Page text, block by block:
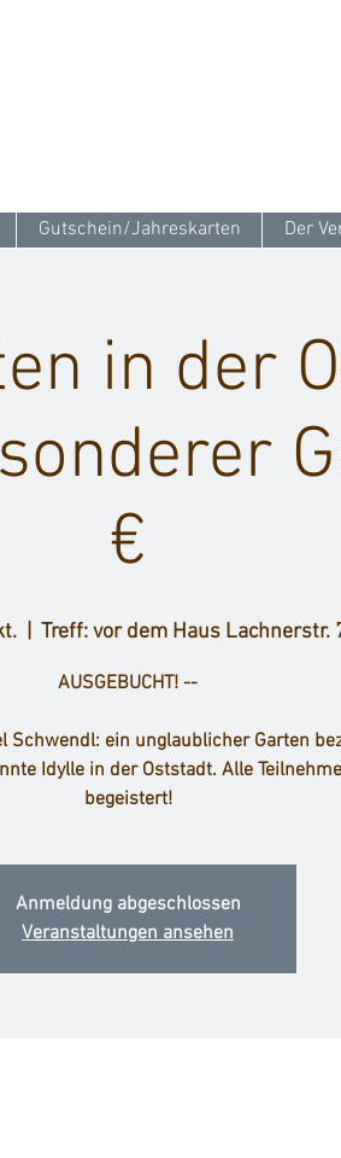
Gutschein/Jahreskarten Der
in der
€
Treff: vor dem Haus Lachnerstr.
AUSGEBUCHT! --
Schwendl: ein unglaublicher Garten
Idylle in der Oststadt. Alle
begeistert!
Anmeldung abgeschlossen
Veranstaltungen ansehen